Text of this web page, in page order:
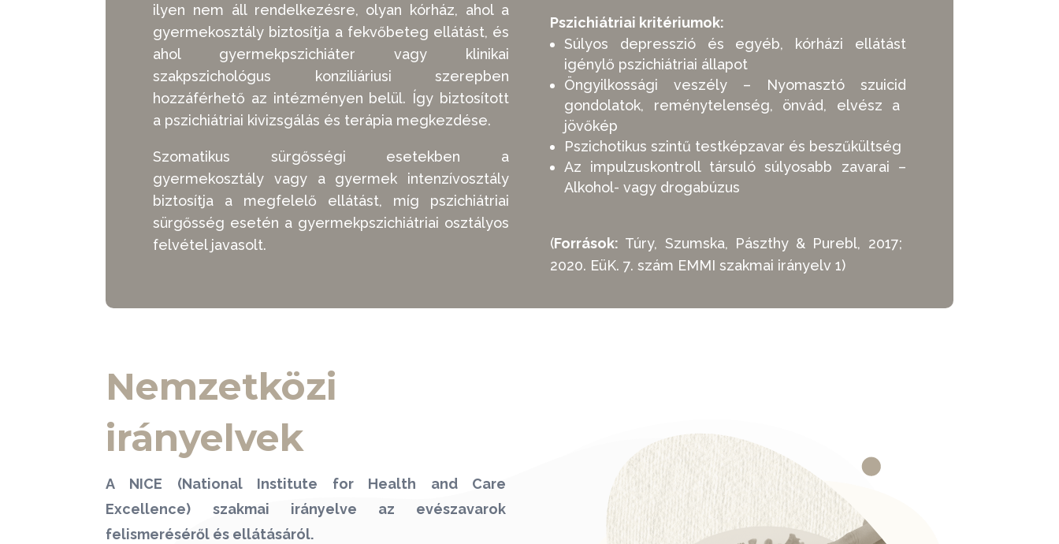
ilyen nem áll rendelkezésre, olyan kórház, ahol a
gyermekosztály biztosítja a fekvőbeteg ellátást, és
ahol gyermekpszichiáter vagy klinikai
szakpszichológus konziliáriusi szerepben
hozzáférhető az intézményen belül. Így biztosított
a pszichiátriai kivizsgálás és terápia megkezdése.
Szomatikus sürgősségi esetekben a
gyermekosztály vagy a gyermek intenzívosztály
biztosítja a megfelelő ellátást, míg pszichiátriai
sürgősség esetén a gyermekpszichiátriai osztályos
felvétel javasolt.
Pszichiátriai kritériumok:
Súlyos depresszió és egyéb, kórházi ellátást
igénylő pszichiátriai állapot
Öngyilkossági veszély – Nyomasztó szuicid
gondolatok, reménytelenség, önvád, elvész a
jövőkép
Pszichotikus szintű testképzavar és beszűkültség
Az impulzuskontroll társuló súlyosabb zavarai –
Alkohol- vagy drogabúzus
(Források: Túry, Szumska, Pászthy & Purebl, 2017;
2020. EüK. 7. szám EMMI szakmai irányelv 1)
Nemzetközi
irányelvek
A NICE (National Institute for Health and Care
Excellence) szakmai irányelve az evészavarok
felismeréséről és ellátásáról.